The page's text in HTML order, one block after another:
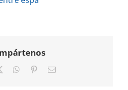
WhatsApp
PinterestCorreo